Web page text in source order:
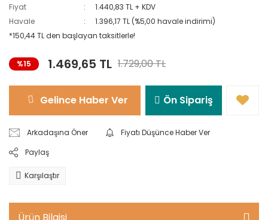
Fiyat
1.440,83 TL + KDV
Havale
1.396,17 TL (%5,00 havale indirimi)
*150,44 TL den başlayan taksitlerle!
%15 1.469,65 TL 1.729,00 TL
Gelince Haber Ver Ön Sipariş
Arkadaşına Öner
Fiyatı Düşünce Haber Ver
Paylaş
Karşılaştır
Ürün Bilgisi